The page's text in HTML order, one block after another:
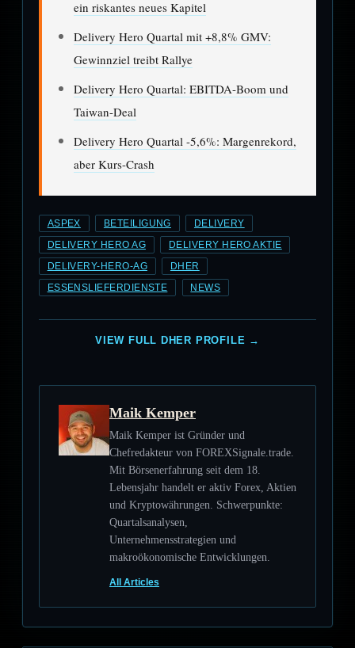
ein riskantes neues Kapitel
Delivery Hero Quartal mit +8,8% GMV:
Gewinnziel treibt Rallye
Delivery Hero Quartal: EBITDA-Boom und
Taiwan-Deal
Delivery Hero Quartal -5,6%: Margenrekord,
aber Kurs-Crash
ASPEX BETEILIGUNG DELIVERY
DELIVERY HERO AG DELIVERY HERO AKTIE
DELIVERY-HERO-AG DHER
ESSENSLIEFERDIENSTE NEWS
VIEW FULL DHER PROFILE →
Maik Kemper
Maik Kemper ist Gründer und
Chefredakteur von FOREXSignale.trade.
Mit Börsenerfahrung seit dem 18.
Lebensjahr handelt er aktiv Forex, Aktien
und Kryptowährungen. Schwerpunkte:
Quartalsanalysen,
Unternehmensstrategien und
makroökonomische Entwicklungen.
All Articles